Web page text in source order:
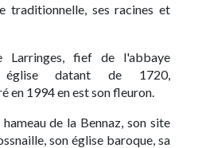
traditionnelle, ses racines et
Larringes, fief de l'abbaye
église datant de 1720,
en 1994 en est son fleuron.
de la Bennaz, son site
son église baroque, sa